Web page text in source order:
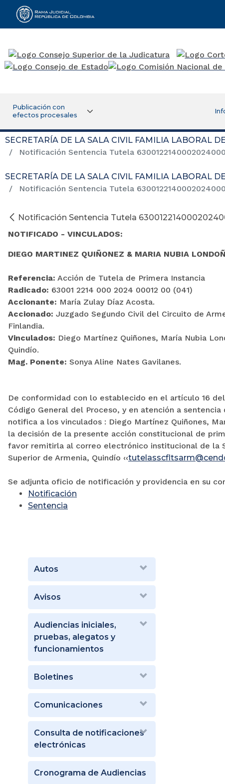
Rama Judicial
Publicación con
efectos procesales
SECRETARÍA DE LA SALA CIVIL FAMILIA LABORAL
Notificación Sentencia Tutela
SECRETARÍA DE LA SALA CIVIL FAMILIA LABORAL
Notificación Sentencia Tutela
Notificación Sentencia Tutela
NOTIFICADO - VINCULADOS:
DIEGO MARTINEZ QUIÑONEZ & MARIA NUBIA
Referencia: Acción de Tutela de Primera Instancia
Radicado: 63001 2214 000 2024 00012 00 (041)
Accionante: María Zulay Díaz Acosta.
Accionado: Juzgado Segundo Civil del Circuito de
Finlandia.
Vinculados: Diego Martínez Quiñones, María Nubia
Quindío.
Mag. Ponente: Sonya Aline Nates Gavilanes.
De conformidad con lo establecido en el artículo 16
Código General del Proceso, y en atención a
notifica a los vinculados : Diego Martínez Quiñones,
la decisión de la presente acción constitucional de
favor remitirla al correo electrónico institucional de la
Superior de Armenia, Quindío ‹‹
Se adjunta oficio de notificación y providencia en su
Notificación
Sentencia
Autos
Avisos
Audiencias iniciales,
pruebas, alegatos y
funcionamientos
Boletines
Comunicaciones
Consulta de notificaciones
electrónicas
Cronograma de Audiencias